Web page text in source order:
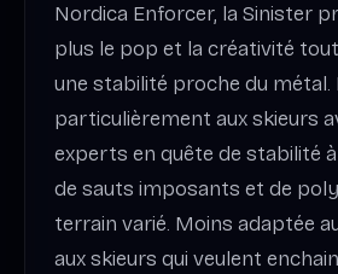
Nordica Enforcer, la Sinister
plus le pop et la créativité
une stabilité proche du métal.
particulièrement aux skieurs
experts en quête de stabilité
de sauts imposants et de
terrain varié. Moins adaptée
aux skieurs qui veulent